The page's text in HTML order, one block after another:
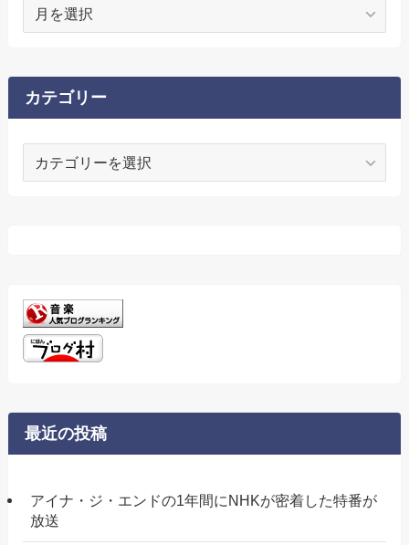
イ
ブ
カテゴリー
最近の投稿
アイナ・ジ・エンドの1年間にNHKが密着した特番が
放送